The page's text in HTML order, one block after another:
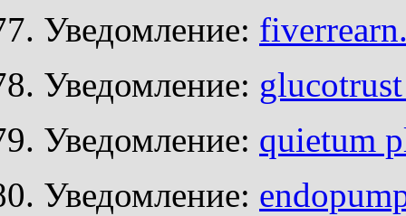
Уведомление:
Уведомление:
Уведомление: quietum
Уведомление: